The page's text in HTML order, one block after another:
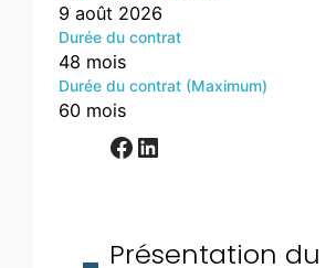
9 août 2026
Durée du contrat
48 mois
Durée du contrat (Maximum)
60 mois
Facebook LinkedIn
Présentation